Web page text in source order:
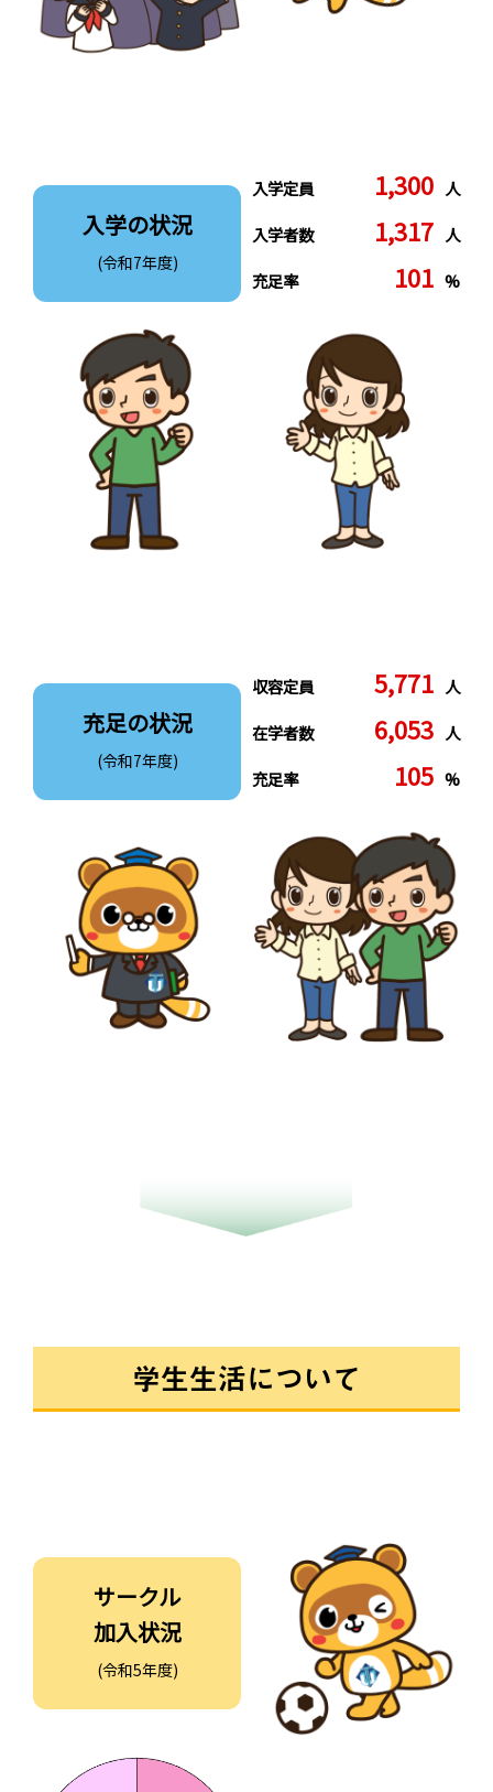
入学の状況
(令和7年度)
入学定員 1,300 人
入学者数
1,317 人
充足率
101 %
充足の状況
(令和7年度)
収容定員 5,771 人
在学者数
6,053 人
充足率
105 %
学生生活について
サークル
加入状況
(令和5年度)